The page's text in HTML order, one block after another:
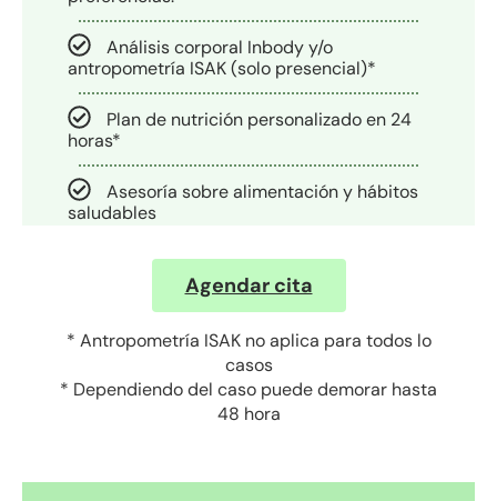
Análisis corporal Inbody y/o
antropometría ISAK (solo presencial)*
Plan de nutrición personalizado en 24
horas*
Asesoría sobre alimentación y hábitos
saludables
Agendar cita
* Antropometría ISAK no aplica para todos lo
casos
* Dependiendo del caso puede demorar hasta
48 hora